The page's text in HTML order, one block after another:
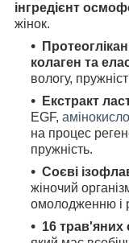
інгредієнт
жінок.
колаген та
вологу,
Екстракт
EGF,
на процес
пружність.
Соєві
жіночий
омолодженню і
16 трав'яних